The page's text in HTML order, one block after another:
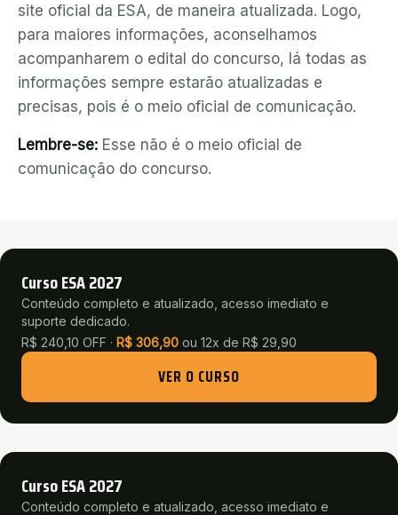
site oficial da ESA, de maneira atualizada. Logo,
para maiores informações, aconselhamos
acompanharem o edital do concurso, lá todas as
informações sempre estarão atualizadas e
precisas, pois é o meio oficial de comunicação.
Lembre-se: Esse não é o meio oficial de
comunicação do concurso.
Curso ESA 2027
Conteúdo completo e atualizado, acesso imediato e
suporte dedicado.
R$ 240,10 OFF · R$ 306,90 ou 12x de R$ 29,90
VER O CURSO
Curso ESA 2027
Conteúdo completo e atualizado, acesso imediato e